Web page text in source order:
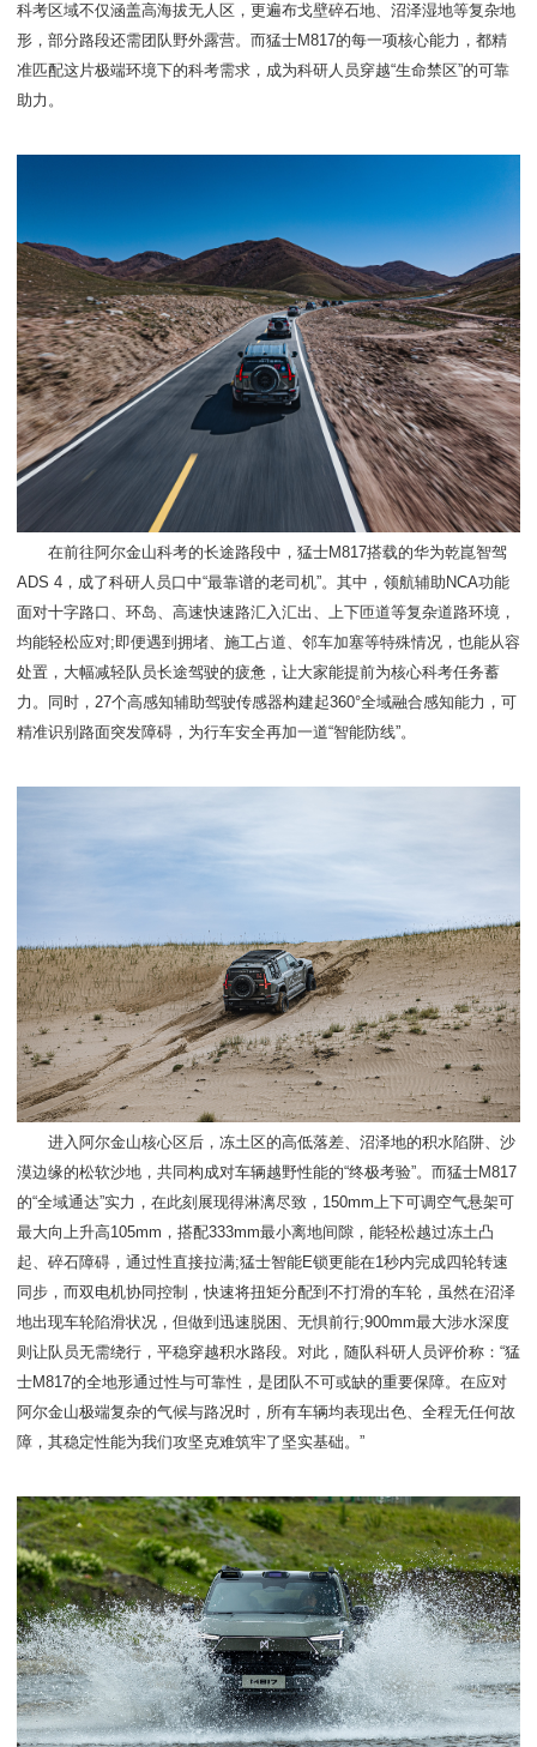
科考区域不仅涵盖高海拔无人区，更遍布戈壁碎石地、沼泽湿地等复杂地
形，部分路段还需团队野外露营。而猛士M817的每一项核心能力，都精
准匹配这片极端环境下的科考需求，成为科研人员穿越“生命禁区”的可靠
助力。
在前往阿尔金山科考的长途路段中，猛士M817搭载的华为乾崑智驾
ADS 4，成了科研人员口中“最靠谱的老司机”。其中，领航辅助NCA功能
面对十字路口、环岛、高速快速路汇入汇出、上下匝道等复杂道路环境，
均能轻松应对;即便遇到拥堵、施工占道、邻车加塞等特殊情况，也能从容
处置，大幅减轻队员长途驾驶的疲惫，让大家能提前为核心科考任务蓄
力。同时，27个高感知辅助驾驶传感器构建起360°全域融合感知能力，可
精准识别路面突发障碍，为行车安全再加一道“智能防线”。
进入阿尔金山核心区后，冻土区的高低落差、沼泽地的积水陷阱、沙
漠边缘的松软沙地，共同构成对车辆越野性能的“终极考验”。而猛士M817
的“全域通达”实力，在此刻展现得淋漓尽致，150mm上下可调空气悬架可
最大向上升高105mm，搭配333mm最小离地间隙，能轻松越过冻土凸
起、碎石障碍，通过性直接拉满;猛士智能E锁更能在1秒内完成四轮转速
同步，而双电机协同控制，快速将扭矩分配到不打滑的车轮，虽然在沼泽
地出现车轮陷滑状况，但做到迅速脱困、无惧前行;900mm最大涉水深度
则让队员无需绕行，平稳穿越积水路段。对此，随队科研人员评价称：“猛
士M817的全地形通过性与可靠性，是团队不可或缺的重要保障。在应对
阿尔金山极端复杂的气候与路况时，所有车辆均表现出色、全程无任何故
障，其稳定性能为我们攻坚克难筑牢了坚实基础。”